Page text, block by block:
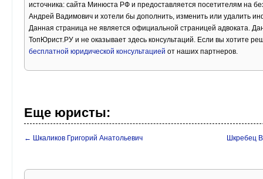
источника: сайта Минюста РФ и предоставляется посетителям на
Андрей Вадимович и хотели бы дополнить, изменить или удалить
Данная страница не является официальной страницей адвоката.
ТопЮрист.РУ и не оказывает здесь консультаций. Если вы хотите
бесплатной юридической консультацией от наших партнеров.
Еще юристы:
← Шкаликов Григорий Анатольевич Шкребец